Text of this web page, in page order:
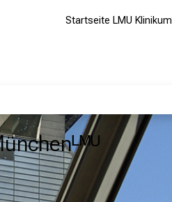
Startseite LMU Klinikum